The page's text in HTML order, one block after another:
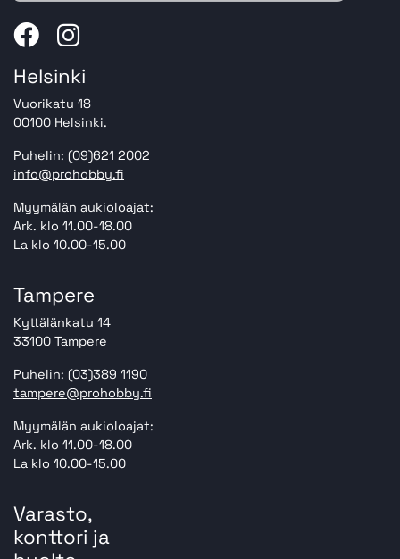
Helsinki
Vuorikatu 18
00100 Helsinki.
Puhelin: (09)621 2002
info@prohobby.fi
Myymälän aukioloajat:
Ark. klo 11.00-18.00
La klo 10.00-15.00
Tampere
Kyttälänkatu 14
33100 Tampere
Puhelin: (03)389 1190
tampere@prohobby.fi
Myymälän aukioloajat:
Ark. klo 11.00-18.00
La klo 10.00-15.00
Varasto,
konttori ja